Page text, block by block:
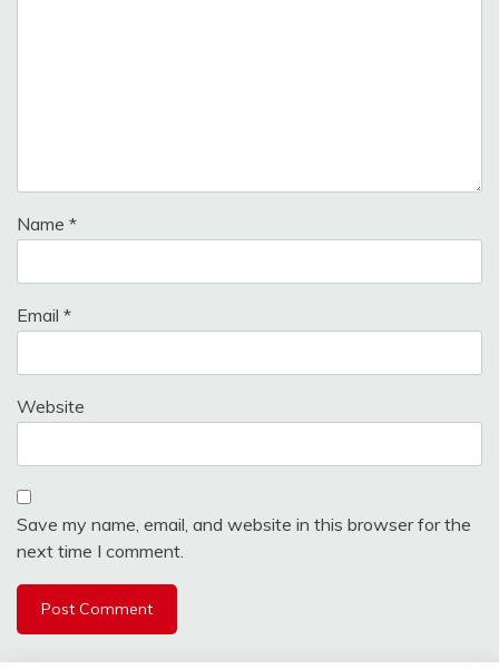
Name *
Email *
Website
Save my name, email, and website in this browser for the
next time I comment.